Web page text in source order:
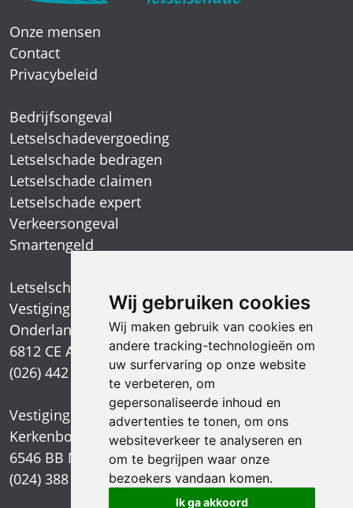
Wij gebruiken cookies
Wij maken gebruik van cookies en
andere tracking-technologieën om
uw surfervaring op onze website
te verbeteren, om
gepersonaliseerde inhoud en
advertenties te tonen, om ons
websiteverkeer te analyseren en
om te begrijpen waar onze
bezoekers vandaan komen.
Ik ga akkoord
Onze mensen
Contact
Privacybeleid
Bedrijfsongeval
Letselschadevergoeding
Letselschade bedragen
Letselschade claimen
Letselschade expert
Verkeersongeval
Smartengeld
Letselschadespecialist
Vestiging Arnhem
Onderlangs 1
6812 CE Arnhem
(026) 442 39 13
Vestiging Nijmegen
Kerkenbos 1021
6546 BB Nijmegen
(024) 388 66 80